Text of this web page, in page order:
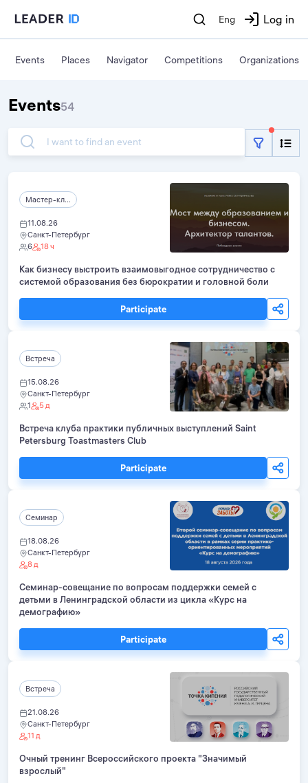
Eng Log in
Events Places Navigator Competitions Organizations
Events54
I want to find an event
Мастер-кл...
11.08.26
Санкт-Петербург
6
18 ч
Как бизнесу выстроить взаимовыгодное сотрудничество с
системой образования без бюрократии и головной боли
Participate
Встреча
15.08.26
Санкт-Петербург
1
5 д
Встреча клуба практики публичных выступлений Saint
Petersburg Toastmasters Club
Participate
Семинар
18.08.26
Санкт-Петербург
8 д
Семинар-совещание по вопросам поддержки семей с
детьми в Ленинградской области из цикла «Курс на
демографию»
Participate
Встреча
21.08.26
Санкт-Петербург
11 д
Очный тренинг Всероссийского проекта "Значимый
взрослый"